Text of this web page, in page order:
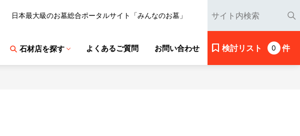
日本最大級のお墓総合ポータルサイト「みんなのお墓」
石材店を探す よくあるご質問 お問い合わせ 検討リスト 0 件